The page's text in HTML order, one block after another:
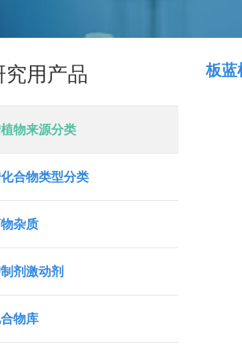
究用产品
物来源分类
合物类型分类
杂质
剂激动剂
物库
板蓝